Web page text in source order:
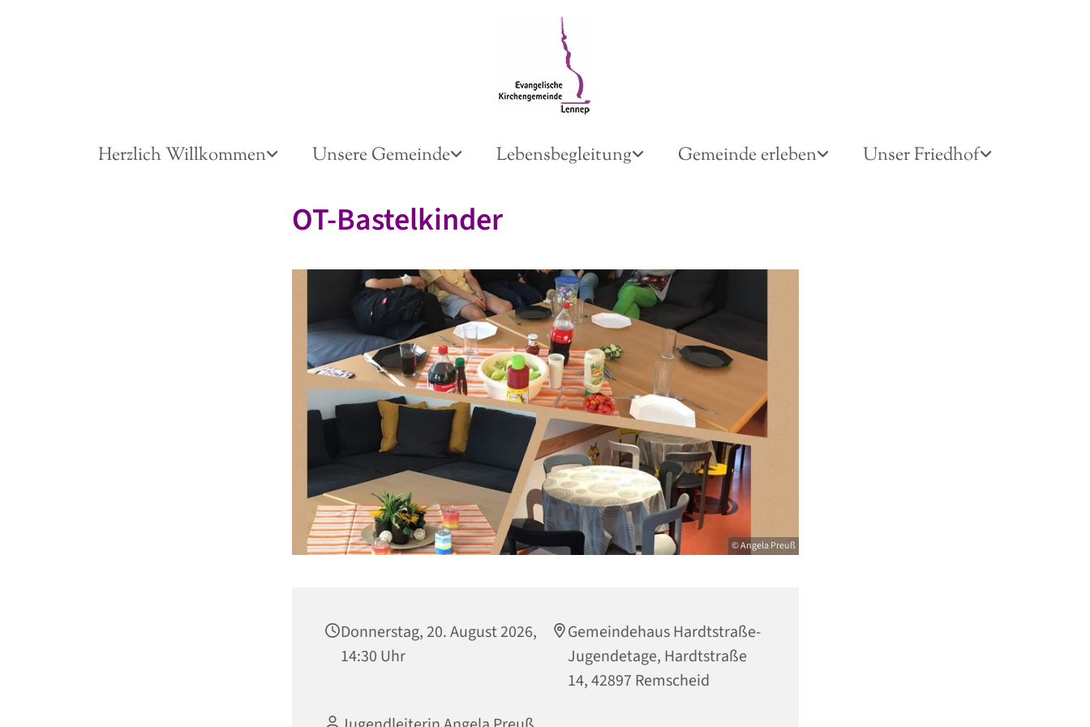
Herzlich Willkommen Unsere Gemeinde Lebensbegleitung Gemeinde erleben Unser Friedhof
OT-Bastelkinder
© Angela Preuß
Donnerstag, 20. August 2026,
14:30 Uhr
Gemeindehaus Hardtstraße-
Jugendetage, Hardtstraße
14, 42897 Remscheid